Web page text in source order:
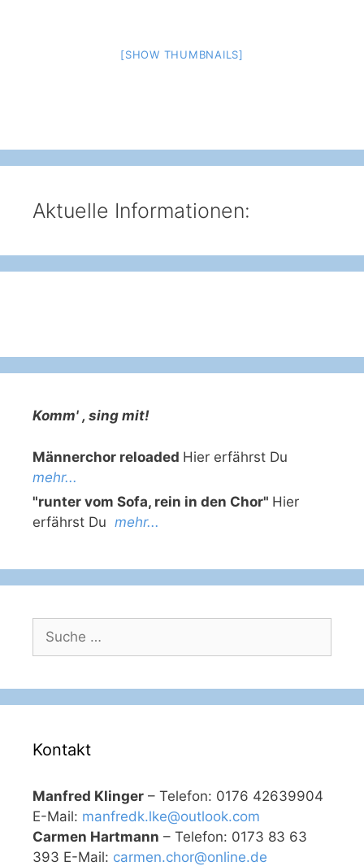
[SHOW THUMBNAILS]
Aktuelle Informationen:
Komm' , sing mit!
Männerchor reloaded Hier erfährst Du
mehr...
"runter vom Sofa, rein in den Chor" Hier
erfährst Du mehr...
nach:
Kontakt
Manfred Klinger – Telefon: 0176 42639904
E-Mail: manfredk.lke@outlook.com
Carmen Hartmann – Telefon: 0173 83 63
393 E-Mail: carmen.chor@online.de